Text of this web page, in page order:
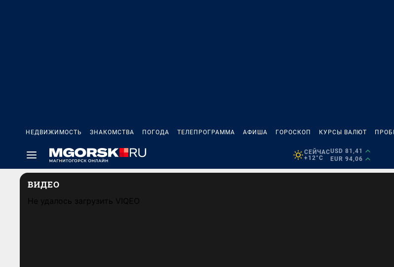
НЕДВИЖИМОСТЬ ЗНАКОМСТВА ПОГОДА ТЕЛЕПРОГРАММА АФИША ГОРОСКОП КУРСЫ ВАЛЮТ
СЕЙЧАС
+12°C
USD 81,41
EUR 94,06
ВИДЕО
Не удалось загрузить VIQEO